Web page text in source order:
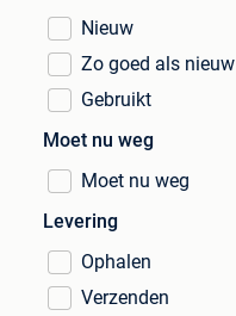
Nieuw
Zo goed als nieuw
Gebruikt
Moet nu weg
Moet nu weg
Levering
Ophalen
Verzenden